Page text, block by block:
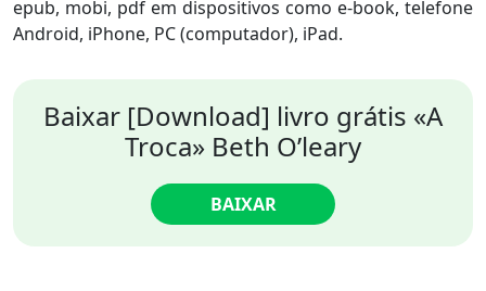
epub, mobi, pdf em dispositivos como e-book, telefone
Android, iPhone, PC (computador), iPad.
Baixar [Download] livro grátis «A
Troca» Beth O’leary
BAIXAR